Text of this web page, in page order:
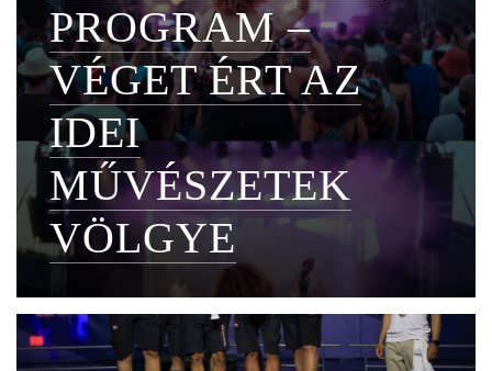
PROGRAM –
VÉGET ÉRT AZ
IDEI
MŰVÉSZETEK
VÖLGYE